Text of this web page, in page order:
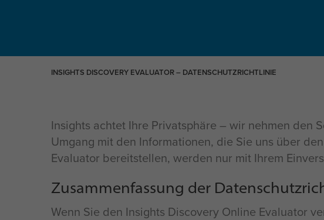
INSIGHTS DISCOVERY EVALUATOR – DATENSCHUTZRICHTLINIE
Insights achtet Ihre Privatsphäre – wir nehmen den
Umgang mit den Informationen, die Sie uns über
Evaluator bereitstellen, werden nur mit Ihrem
Zusammenfassung der
Wenn Sie den Insights Discovery Online Evaluator